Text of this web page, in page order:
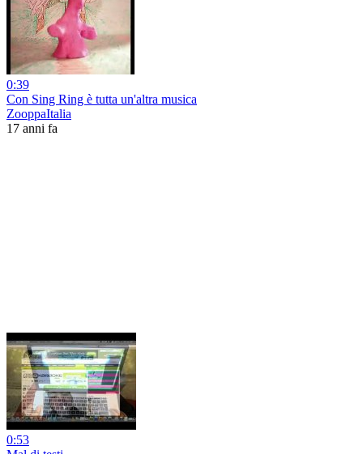
0:39
Con Sing Ring è tutta un'altra musica
ZooppaItalia
17 anni fa
0:53